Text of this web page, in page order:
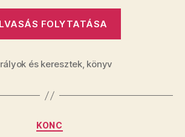
FOLYTATÁSA
és keresztek, könyv
Kategóriák
KONC